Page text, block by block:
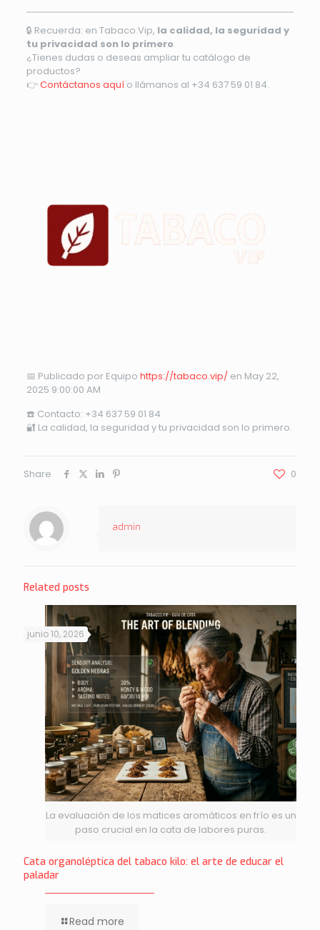
🔒 Recuerda: en Tabaco.Vip, la calidad, la seguridad y
tu privacidad son lo primero.
¿Tienes dudas o deseas ampliar tu catálogo de
productos?
👉Contáctanos aquío llámanos al +34 637 59 01 84.
📅 Publicado por Equipo https://tabaco.vip/ en May 22,
2025 9:00:00 AM
☎️ Contacto: +34 637 59 01 84
🔐 La calidad, la seguridad y tu privacidad son lo primero.
Share 0
admin
Related posts
La evaluación de los matices aromáticos en frío es un
paso crucial en la cata de labores puras.
junio 10, 2026
Cata organoléptica del tabaco kilo: el arte de educar el
paladar
Read more